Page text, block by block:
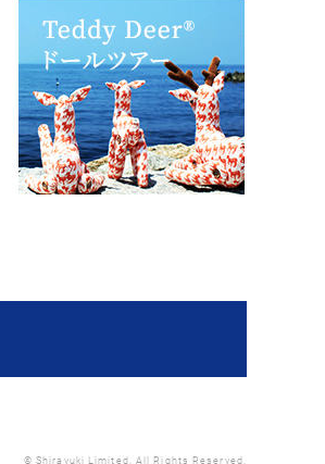
© Shirayuki Limited. All Rights Reserved.